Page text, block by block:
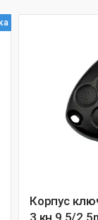
Корпус
3 кн 9.5/